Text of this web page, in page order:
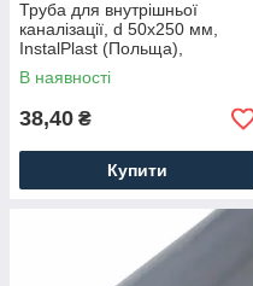
Труба для внутрішньої
каналізації, d 50x250 мм,
InstalPlast (Польща),
поліпропіленова
В наявності
38,40 ₴
Купити